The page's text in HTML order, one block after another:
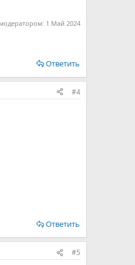
1 Май 2024
Ответить
#4
Ответить
#5